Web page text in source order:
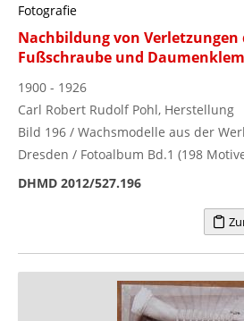
Fotografie
Nachbildung von Verletzungen
Fußschraube und
1900 - 1926
Carl Robert Rudolf Pohl, Herstellung
Bild 196 / Wachsmodelle aus der
Dresden / Fotoalbum Bd.1 (198
DHMD 2012/527.196